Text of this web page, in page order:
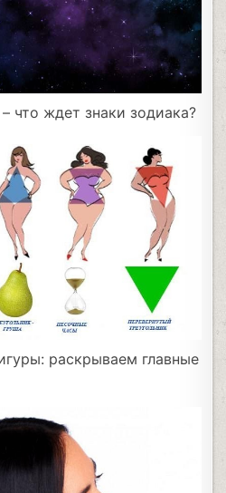
что ждет знаки зодиака?
раскрываем главные